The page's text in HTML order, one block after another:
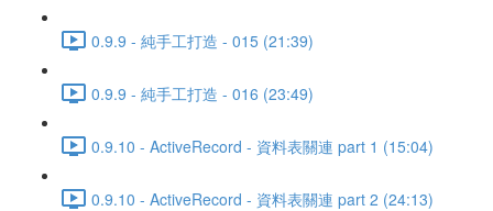
0.9.9 - 純手工打造 - 015 (21:39)
0.9.9 - 純手工打造 - 016 (23:49)
0.9.10 - ActiveRecord - 資料表關連 part 1 (15:04)
0.9.10 - ActiveRecord - 資料表關連 part 2 (24:13)